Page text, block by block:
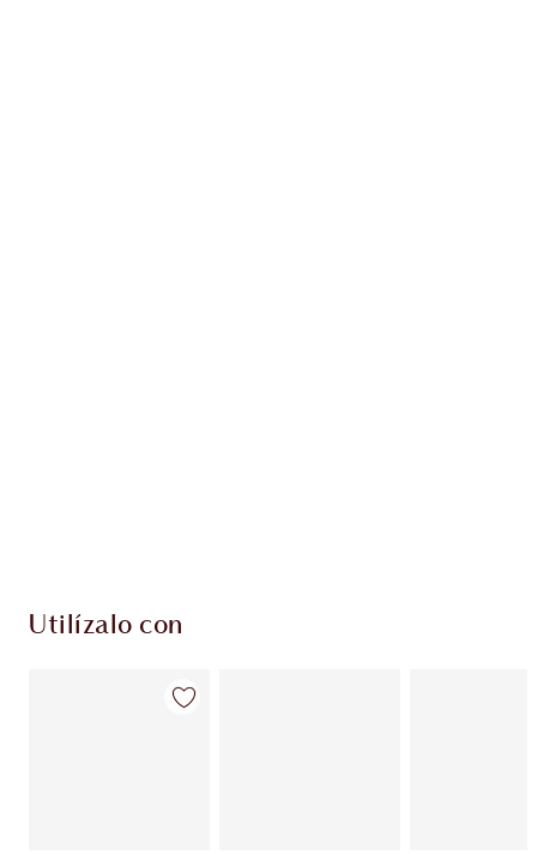
Utilízalo con